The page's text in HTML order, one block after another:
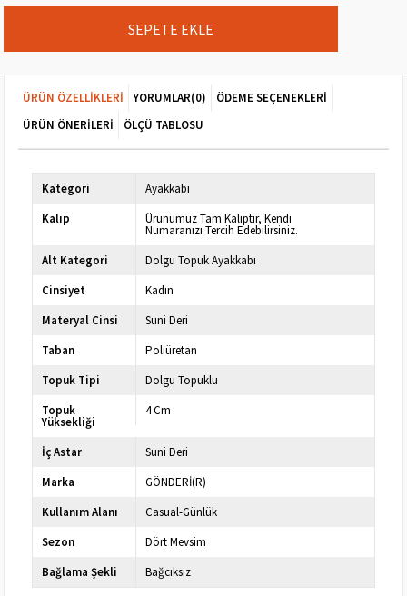
ÜRÜN ÖZELLIKLERI YORUMLAR(0)
ÖDEME SEÇENEKLERI
ÜRÜN ÖNERILERI
ÖLÇÜ TABLOSU
Kategori
Ayakkabı
Kalıp
Ürünümüz Tam Kalıptır, Kendi
Numaranızı Tercih Edebilirsiniz.
Alt Kategori
Dolgu Topuk Ayakkabı
Cinsiyet
Kadın
Materyal Cinsi
Suni Deri
Taban
Poliüretan
Topuk Tipi
Dolgu Topuklu
Topuk
Yüksekliği
4 Cm
İç Astar
Suni Deri
Marka
GÖNDERİ(R)
Kullanım Alanı
Casual-Günlük
Sezon
Dört Mevsim
Bağlama Şekli
Bağcıksız